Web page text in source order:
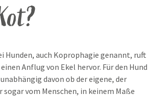
Hunden, auch Koprophagie genannt, ruft
Anflug von Ekel hervor. Für den Hund
davon ob der eigene, der
sogar vom Menschen, in keinem Maße